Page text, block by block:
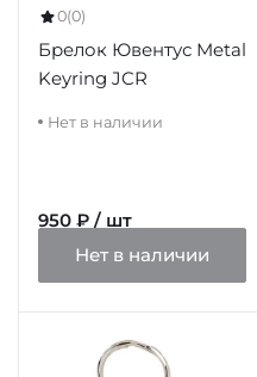
0(0)
Брелок Ювентус Metal
Keyring JCR
Нет в наличии
950 ₽ / шт
Нет в наличии